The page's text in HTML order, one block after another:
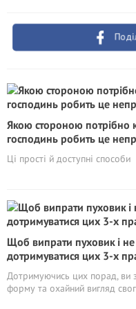
Якою стороною потрібно
господинь робить це
Ці прості й доступні способи
Щоб випрати пуховик і не
дотримуватися цих 3-х
Дотримуючись цих порад, ви
форму та охайний вигляд